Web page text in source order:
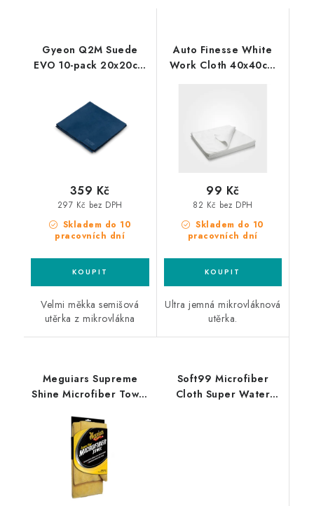
Gyeon Q2M Suede
EVO 10-pack 20x20cm
Skladem do 10
pracovních dní
297 Kč bez DPH
359 Kč
Velmi měkka semišová
utěrka z mikrovlákna
Auto Finesse White
Work Cloth 40x40cm
Skladem do 10
pracovních dní
82 Kč bez DPH
99 Kč
Ultra jemná mikrovláknová
utěrka.
Meguiars Supreme
Shine Microfiber Towel
mikrovláknová utěrka
Soft99 Microfiber
Cloth Super Water